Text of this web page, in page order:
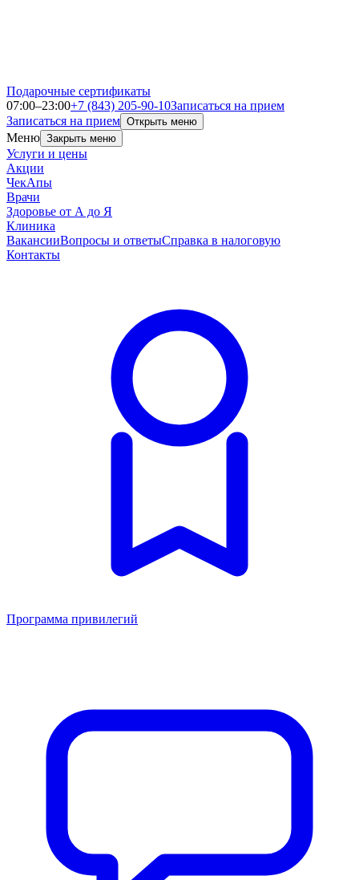
Подарочные сертификаты
07:00–23:00+7 (843) 205-90-10Записаться на прием
Записаться на прием Открыть меню
Меню Закрыть меню
Услуги и цены
Акции
ЧекАпы
Врачи
Здоровье от А до Я
Клиника
ВакансииВопросы и ответыСправка в налоговую
Контакты
Программа привилегий